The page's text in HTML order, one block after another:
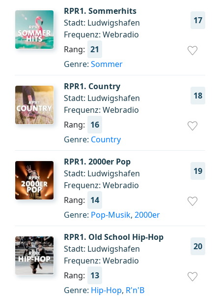
RPR1. Sommerhits
17
Stadt: Ludwigshafen
Frequenz: Webradio
Rang: 21
Genre: Sommer
RPR1. Country
18
Stadt: Ludwigshafen
Frequenz: Webradio
Rang: 16
Genre: Country
RPR1. 2000er Pop
19
Stadt: Ludwigshafen
Frequenz: Webradio
Rang: 14
Genre: Pop-Musik, 2000er
RPR1. Old School Hip-Hop
20
Stadt: Ludwigshafen
Frequenz: Webradio
Rang: 13
Genre: Hip-Hop, R'n'B